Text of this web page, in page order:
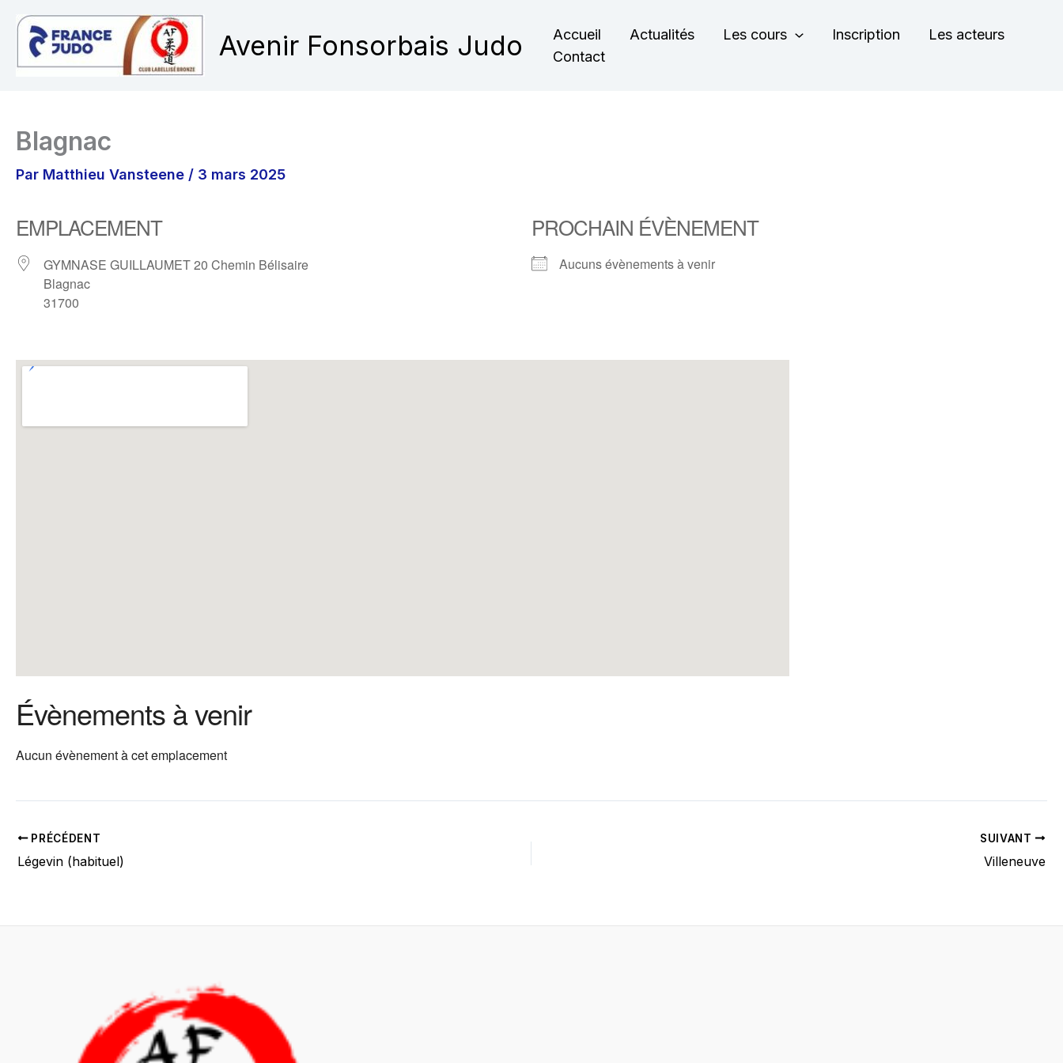
contenu
Avenir Fonsorbais Judo Accueil Actualités Les cours Inscription
Les acteurs
Contact
Blagnac
Par Matthieu Vansteene / 3 mars 2025
EMPLACEMENT
GYMNASE GUILLAUMET 20 Chemin Bélisaire
Blagnac
31700
PROCHAIN ÉVÈNEMENT
Aucuns évènements à venir
Évènements à venir
Aucun évènement à cet emplacement
PRÉCÉDENT
Légevin (habituel)
SUIVANT
Villeneuve